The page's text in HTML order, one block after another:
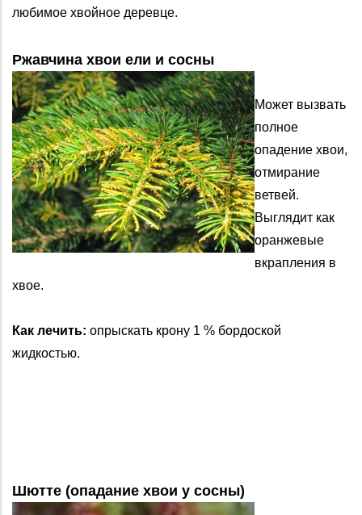
любимое хвойное деревце.
Ржавчина хвои ели и сосны
Может вызвать
полное
опадение хвои,
отмирание
ветвей.
Выглядит как
оранжевые
вкрапления в
хвое.
Как лечить: опрыскать крону 1 % бордоской
жидкостью.
Шютте (опадание хвои у сосны)